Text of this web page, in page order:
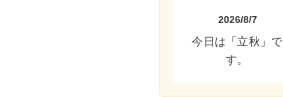
2026/8/7
今日は「立秋」で
す。